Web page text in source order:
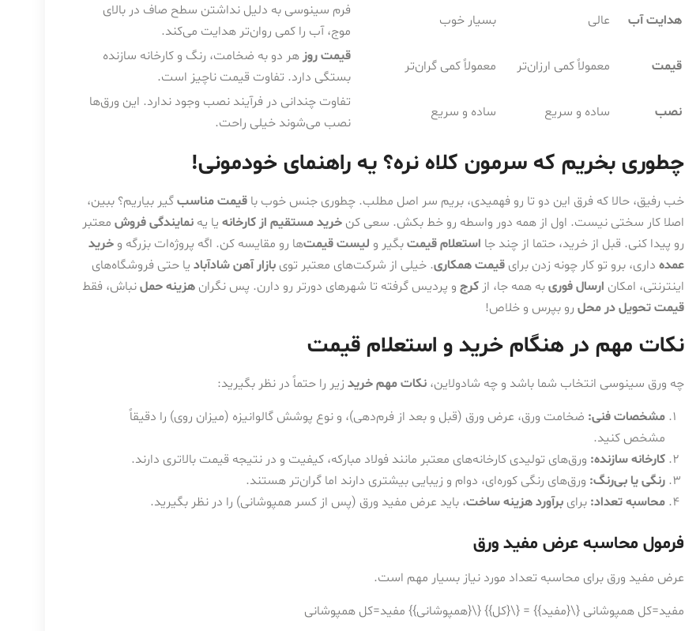
هدایت آب عالی بسیار خوب
فرم سینوسی به دلیل نداشتن سطح صاف در بالای
موج، آب را کمی روان‌تر هدایت می‌کند.
قیمت
معمولاً کمی ارزان‌تر معمولاً کمی گران‌تر
قیمت روزهر دو به ضخامت، رنگ و کارخانه سازنده
بستگی دارد. تفاوت قیمت ناچیز است.
نصب
ساده و سریع ساده و سریع
تفاوت چندانی در فرآیند نصب وجود ندارد. این ورق‌ها
نصب می‌شوند خیلی راحت.
چطوری بخریم که سرمون کلاه نره؟ یه راهنمای خودمونی!
خب رفیق، حالا که فرق این دو تا رو فهمیدی، بریم سر اصل مطلب. چطوری جنس خوب با قیمت مناسبگیر بیاریم؟ ببین،
اصلا کار سختی نیست. اول از همه دور واسطه رو خط بکش. سعی کن خرید مستقیم از کارخانه یا یه نمایندگی فروش معتبر
رو پیدا کنی. قبل از خرید، حتما از چند جا استعلام قیمتبگیر و لیست قیمت‌ها رو مقایسه کن. اگه پروژه‌ات بزرگه و خرید
عمده داری، برو تو کار چونه زدن برای قیمت همکاری. خیلی از شرکت‌های معتبر توی بازار آهن شادآباد یا حتی فروشگاه‌های
اینترنتی، امکان ارسال فوریبه همه جا، از کرج و پردیس گرفته تا شهرهای دورتر رو دارن. پس نگران هزینه حملنباش، فقط
قیمت تحویل در محل رو بپرس و خلاص!
نکات مهم در هنگام خرید و استعلام قیمت
چه ورق سینوسی انتخاب شما باشد و چه شادولاین، نکات مهم خرید زیر را حتماً در نظر بگیرید:
مشخصات فنی: ضخامت ورق، عرض ورق (قبل و بعد از فرم‌دهی)، و نوع پوشش گالوانیزه (میزان روی) را دقیقاً
مشخص کنید.
کارخانه سازنده: ورق‌های تولیدی کارخانه‌های معتبر مانند فولاد مبارکه، کیفیت و در نتیجه قیمت بالاتری دارند.
رنگی یا بی‌رنگ: ورق‌های رنگی کوره‌ای، دوام و زیبایی بیشتری دارند اما گران‌تر هستند.
محاسبه تعداد: برای برآورد هزینه ساخت، باید عرض مفید ورق (پس از کسر همپوشانی) را در نظر بگیرید.
فرمول محاسبه عرض مفید ورق
عرض مفید ورق برای محاسبه تعداد مورد نیاز بسیار مهم است.
مفید=کل همپوشانی {\{مفید}} = {\{کل}} {\{همپوشانی}} مفید=کل همپوشانی